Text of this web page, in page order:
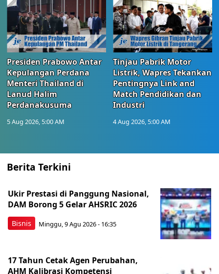
Presiden Prabowo Antar
Kepulangan Perdana
Menteri Thailand di
Lanud Halim
Perdanakusuma
5 Aug 2026, 5:00 AM
Tinjau Pabrik Motor
Listrik, Wapres Tekankan
Pentingnya Link and
Match Pendidikan dan
Industri
4 Aug 2026, 5:00 AM
Berita Terkini
Bisnis
Ukir Prestasi di Panggung Nasional,
DAM Borong 5 Gelar AHSRIC 2026
Minggu, 9 Agu 2026 - 16:35
17 Tahun Cetak Agen Perubahan,
AHM Kalibrasi Kompetensi